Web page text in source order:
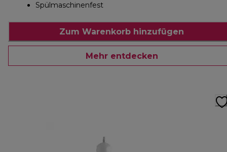
Spülmaschinenfest
Zum Warenkorb hinzufügen
Mehr entdecken